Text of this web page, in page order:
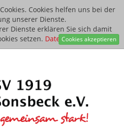
Cookies helfen uns bei der
unserer Dienste.
Dienste erklären Sie sich damit
setzen. Datenschutzerklärung
Cookies akzeptieren